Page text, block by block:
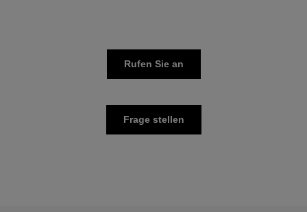
Rufen Sie an
Frage stellen